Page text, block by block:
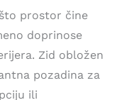
prostor čine
doprinose
Zid obložen
pozadina za
ili